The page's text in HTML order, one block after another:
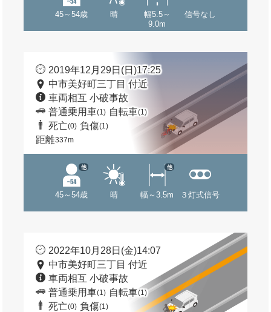
45～54歳 晴
幅5.5～
9.0m
信号なし
2019年12月29日(日)17:25
中市美好町三丁目 付近
車両相互 小破事故
普通乗用車(1) 自転車(1)
死亡(0) 負傷(1)
距離337m
45～54歳
他
晴 幅～3.5m
他
３灯式信号
2022年10月28日(金)14:07
中市美好町三丁目 付近
車両相互 小破事故
普通乗用車(1) 自転車(1)
死亡(0) 負傷(1)